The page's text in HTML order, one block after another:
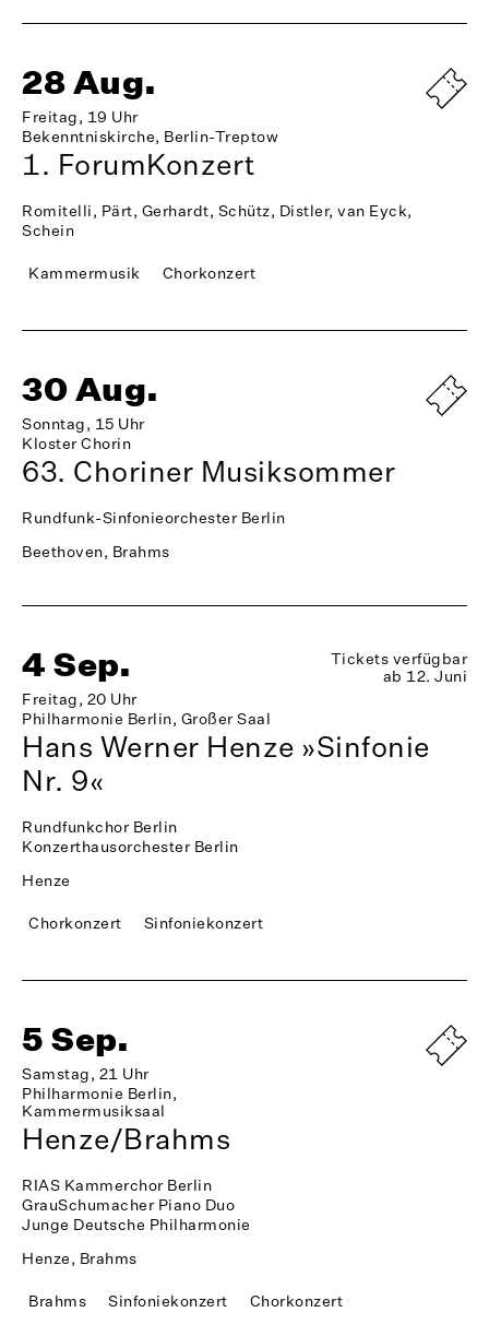
28 Aug.
Freitag, 19 Uhr
Bekenntniskirche, Berlin-Treptow
1. ForumKonzert
Romitelli, Pärt, Gerhardt, Schütz, Distler, van Eyck,
Schein
Kammermusik Chorkonzert
30 Aug.
Sonntag, 15 Uhr
Kloster Chorin
63. Choriner Musiksommer
Rundfunk-Sinfonieorchester Berlin
Beethoven, Brahms
4 Sep.
Freitag, 20 Uhr
Philharmonie Berlin, Großer Saal
Tickets verfügbar
ab 12. Juni
Hans Werner Henze »Sinfonie
Nr. 9«
Rundfunkchor Berlin
Konzerthausorchester Berlin
Henze
Chorkonzert Sinfoniekonzert
5 Sep.
Samstag, 21 Uhr
Philharmonie Berlin,
Kammermusiksaal
Henze/Brahms
RIAS Kammerchor Berlin
GrauSchumacher Piano Duo
Junge Deutsche Philharmonie
Henze, Brahms
Brahms Sinfoniekonzert Chorkonzert